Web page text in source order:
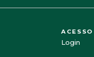
ACESSO
Login